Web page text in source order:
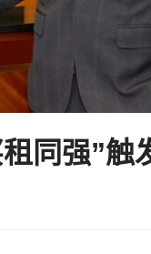
同强”触